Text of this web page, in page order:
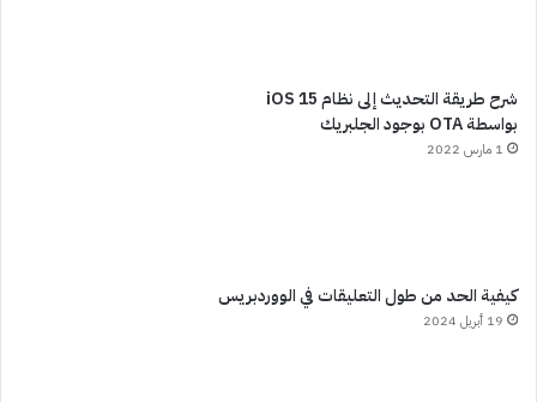
شرح طريقة التحديث إلى نظام iOS 15
بواسطة OTA بوجود الجلبريك
1 مارس 2022
كيفية الحد من طول التعليقات في الووردبريس
19 أبريل 2024